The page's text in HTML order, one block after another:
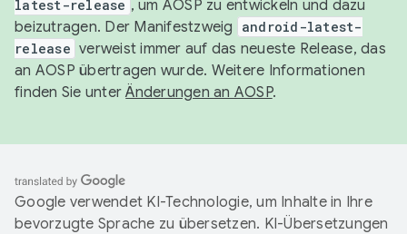
latest-release , um AOSP zu entwickeln und dazu
beizutragen. Der Manifestzweig
android-latest-
release verweist immer auf das neueste Release, das
an AOSP übertragen wurde. Weitere Informationen
finden Sie unterÄnderungen an AOSP.
Google verwendet KI-Technologie, um Inhalte in Ihre
bevorzugte Sprache zu übersetzen. KI-Übersetzungen